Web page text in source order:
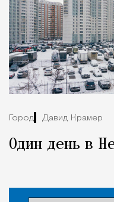
Город Давид Крамер
Один день в